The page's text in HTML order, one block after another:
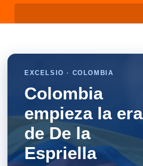
EXCELSIO · COLOMBIA
Colombia
empieza la era
de De la
Espriella